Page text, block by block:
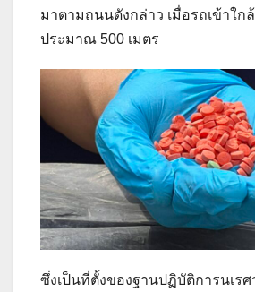
มาตามถนนดังกล่าว เมื่อรถเข้าใก
ประมาณ 500 เมตร
ซึ่งเป็นที่ตั้งของฐานปฏิบัติการนเร